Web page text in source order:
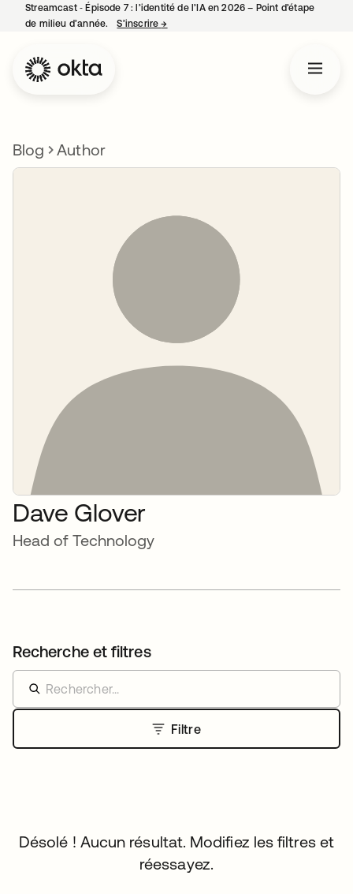
Streamcast ‑ Épisode 7 : l’identité de l’IA en 2026 – Point d’étape
de milieu d’année.
S’inscrire→
Blog Author
Dave Glover
Head of Technology
Recherche et filtres
Filtre
Désolé ! Aucun résultat. Modifiez les filtres et
réessayez.